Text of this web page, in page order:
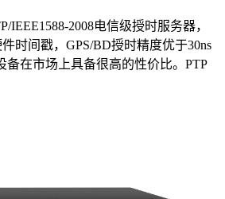
IEEE1588-2008电信级授时服务器，
时间戳，GPS/BD授时精度优于30ns
备在市场上具备很高的性价比。PTP